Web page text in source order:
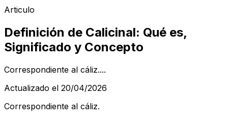
Articulo
Definición de Calicinal: Qué es,
Significado y Concepto
Correspondiente al cáliz....
Actualizado el 20/04/2026
Correspondiente al cáliz.